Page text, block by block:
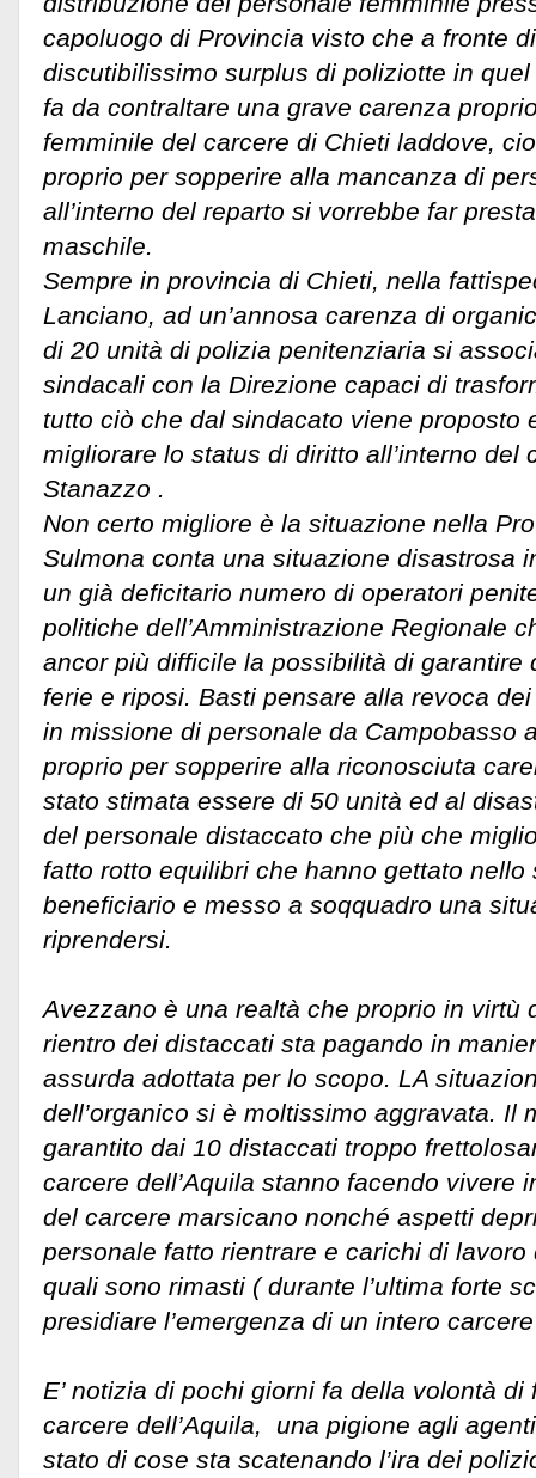
capoluogo di Provincia visto che a fronte
discutibilissimo surplus di poliziotte in
fa da contraltare una grave carenza
femminile del carcere di Chieti laddove,
proprio per sopperire alla mancanza di
all’interno del reparto si vorrebbe far
maschile.
Sempre in provincia di Chieti, nella
Lanciano, ad un’annosa carenza di
di 20 unità di polizia penitenziaria si
sindacali con la Direzione capaci di
tutto ciò che dal sindacato viene proposto
migliorare lo status di diritto all’interno del
Stanazzo .
Non certo migliore è la situazione nella
Sulmona conta una situazione disastrosa
un già deficitario numero di operatori
politiche dell’Amministrazione Regionale
ancor più difficile la possibilità di garantire
ferie e riposi. Basti pensare alla revoca
in missione di personale da Campobasso
proprio per sopperire alla riconosciuta
stato stimata essere di 50 unità ed al
del personale distaccato che più che
fatto rotto equilibri che hanno gettato
beneficiario e messo a soqquadro una
riprendersi.
Avezzano è una realtà che proprio in virtù
rientro dei distaccati sta pagando in
assurda adottata per lo scopo. LA
dell’organico si è moltissimo aggravata. Il
garantito dai 10 distaccati troppo
carcere dell’Aquila stanno facendo vivere
del carcere marsicano nonché aspetti
personale fatto rientrare e carichi di
quali sono rimasti ( durante l’ultima forte
presidiare l’emergenza di un intero
E’ notizia di pochi giorni fa della volontà
carcere dell’Aquila, una pigione agli
stato di cose sta scatenando l’ira dei